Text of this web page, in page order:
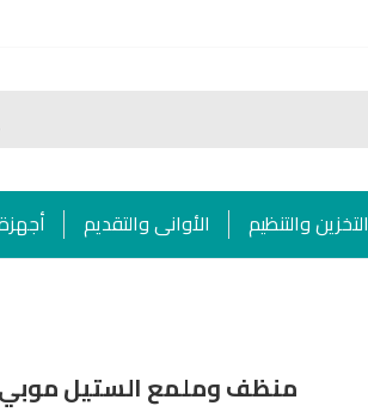
التخزين والتنظيم الأواني والتقديم
منظف وملمع الستيل موبي ٤٠٠ ملل